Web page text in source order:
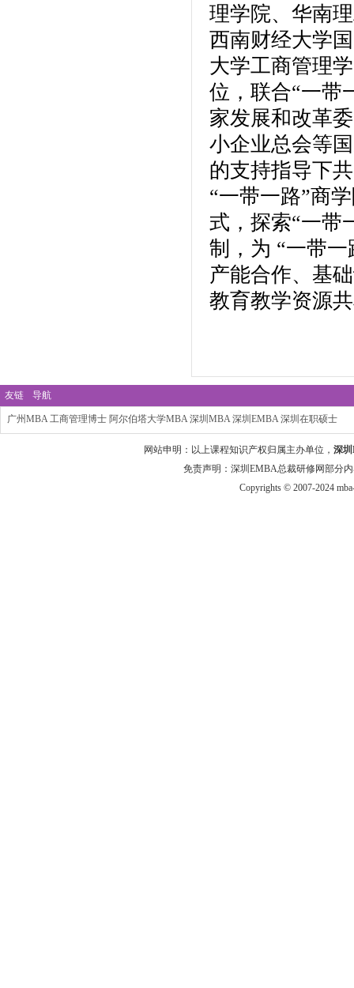
理学院、华南
西南财经大学
大学工商管理
位，联合“一带
家发展和改革
小企业总会等
的支持指导下
“一带一路”商
式，探索“一带
制，为 “一带
产能合作、基
教育教学资源
友链 导航
广州MBA 工商管理博士 阿尔伯塔大学MBA 深圳MBA 深圳EMBA 深圳在职硕士
网站申明：以上课程知识产权归属主办单位， 深
免责声明：深圳EMBA总裁研修网部分
Copyrights © 2007-2024